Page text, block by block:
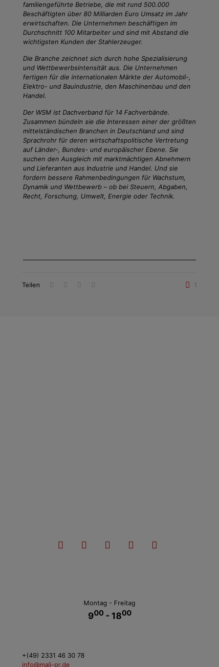
familiengeführte Betriebe, die mit rund 500.000
Beschäftigten über 80 Milliarden Euro Umsatz im Jahr
erwirtschaften. Die Unternehmen beschäftigen im
Durchschnitt 100 Mitarbeiter und sind mit Abstand die
wichtigsten Kunden der Stahlerzeuger.
Die Branche zeichnet sich durch hohe Spezialisierung
und Wettbewerbsintensität aus. Die Unternehmen
fertigen für die internationalen Märkte der Automobil-,
Elektro- und Bauindustrie, den Maschinenbau und den
Handel.
Der WSM ist Dachverband für 14 Fachverbände.
Zusammen bündeln sie die Interessen einer der größten
mittelständischen Branchen in Deutschland und sind
Sprachrohr für deren wirtschaftspolitische Vertretung
auf Länder-, Bundes- und europäischer Ebene. Sie
suchen den Ausgleich mit marktmächtigen Abnehmern
und Lieferanten aus Industrie und Handel. Und sie
fordern bessere Rahmenbedingungen für Wachstum,
Dynamik und Wettbewerb – ob bei Steuern, Abgaben,
Recht, Forschung, Umwelt, Energie oder Technik.
Teilen 1
Montag - Freitag
900- 1800
+(49) 2331 46 30 78
info@mali-pr.de